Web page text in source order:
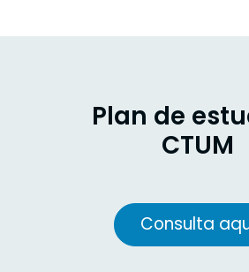
Plan de
CTUM
Consulta